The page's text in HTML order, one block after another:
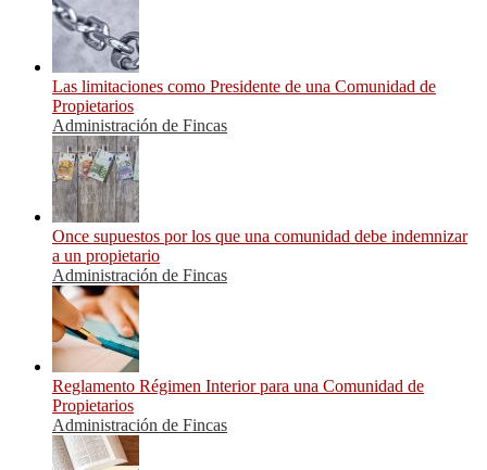
Las limitaciones como Presidente de una Comunidad de
Propietarios
Administración de Fincas
Once supuestos por los que una comunidad debe indemnizar
a un propietario
Administración de Fincas
Reglamento Régimen Interior para una Comunidad de
Propietarios
Administración de Fincas